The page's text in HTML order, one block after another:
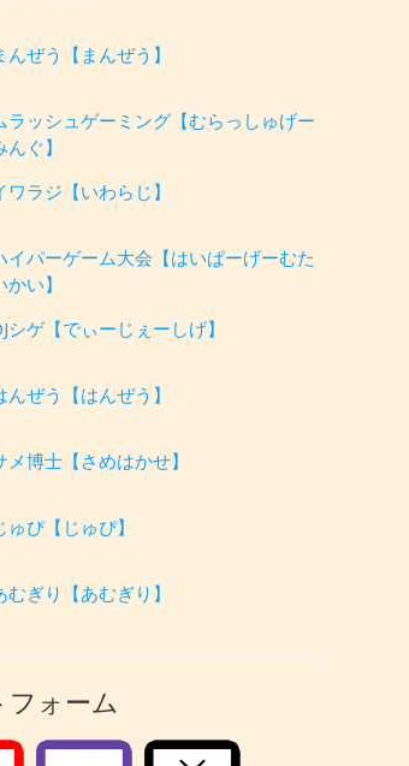
んぜう【まんぜう】
ラッシュゲーミング【むらっしゅげー
んぐ】
ワラジ【いわらじ】
イパーゲーム大会【はいぱーげーむた
かい】
シゲ【でぃーじぇーしげ】
んぜう【はんぜう】
メ博士【さめはかせ】
ゅぴ【じゅぴ】
むぎり【あむぎり】
フォーム